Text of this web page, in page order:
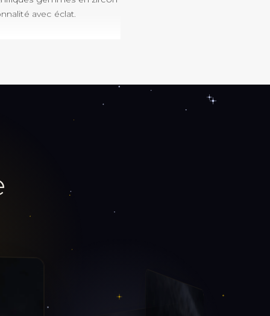
avec éclat.
spéciale, ce bijou